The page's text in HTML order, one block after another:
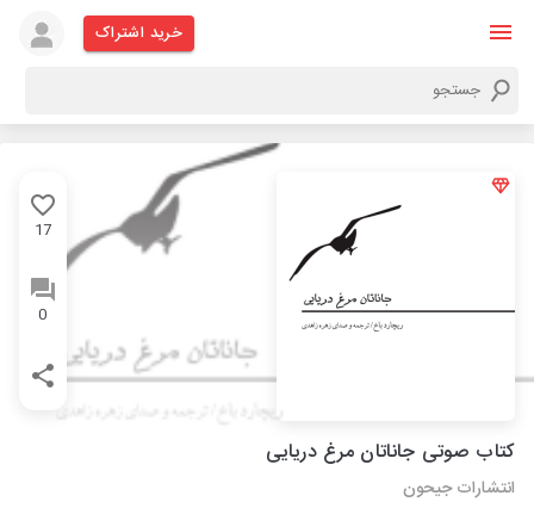
خرید اشتراک
17
0
کتاب صوتی جاناتان مرغ دریایی
انتشارات جیحون